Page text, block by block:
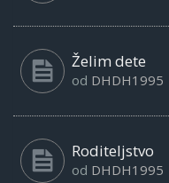
Želim dete
od DHDH1995
Roditeljstvo
od DHDH1995